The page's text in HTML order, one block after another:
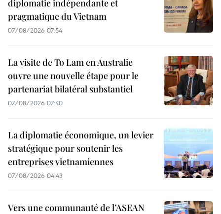
diplomatie indépendante et
pragmatique du Vietnam
07/08/2026 07:54
La visite de To Lam en Australie
ouvre une nouvelle étape pour le
partenariat bilatéral substantiel
07/08/2026 07:40
La diplomatie économique, un levier
stratégique pour soutenir les
entreprises vietnamiennes
07/08/2026 04:43
Vers une communauté de l’ASEAN